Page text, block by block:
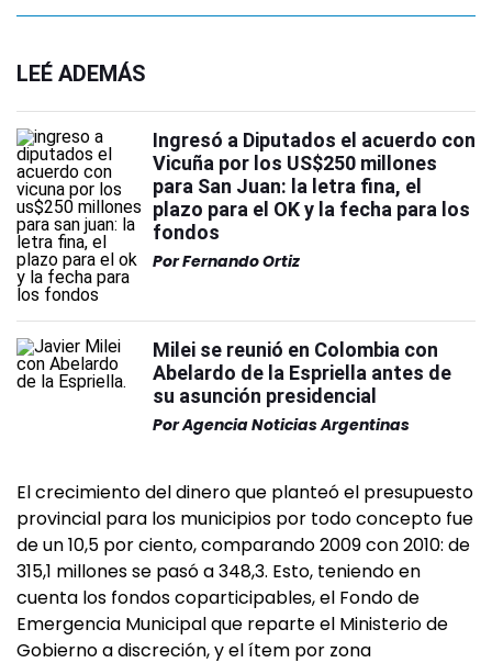
LEÉ ADEMÁS
Ingresó a Diputados el acuerdo con
Vicuña por los US$250 millones
para San Juan: la letra fina, el
plazo para el OK y la fecha para los
fondos
PorFernando Ortiz
Milei se reunió en Colombia con
Abelardo de la Espriella antes de
su asunción presidencial
PorAgencia Noticias Argentinas
El crecimiento del dinero que planteó el presupuesto
provincial para los municipios por todo concepto fue
de un 10,5 por ciento, comparando 2009 con 2010: de
315,1 millones se pasó a 348,3. Esto, teniendo en
cuenta los fondos coparticipables, el Fondo de
Emergencia Municipal que reparte el Ministerio de
Gobierno a discreción, y el ítem por zona